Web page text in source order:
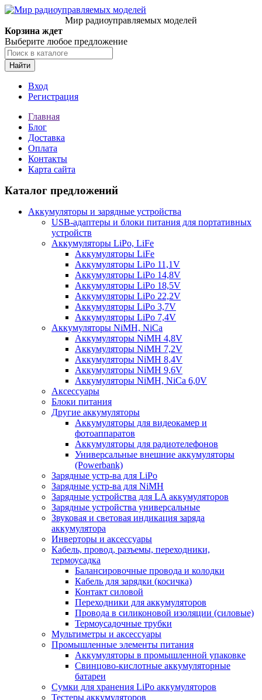
Мир радиоуправляемых моделей
Корзина ждет
Выберите любое предложение
Найти
Вход
Регистрация
Главная
Блог
Доставка
Оплата
Контакты
Карта сайта
Каталог предложений
Аккумуляторы и зарядные устройства
USB-адаптеры и блоки питания для портативных
устройств
Аккумуляторы LiPo, LiFe
Аккумуляторы LiFe
Аккумуляторы LiPo 11,1V
Аккумуляторы LiPo 14,8V
Аккумуляторы LiPo 18,5V
Аккумуляторы LiPo 22,2V
Аккумуляторы LiPo 3,7V
Аккумуляторы LiPo 7,4V
Аккумуляторы NiMH, NiCa
Аккумуляторы NiMH 4,8V
Аккумуляторы NiMH 7,2V
Аккумуляторы NiMH 8,4V
Аккумуляторы NiMH 9,6V
Аккумуляторы NiMH, NiCa 6,0V
Аксессуары
Блоки питания
Другие аккумуляторы
Аккумуляторы для видеокамер и
фотоаппаратов
Аккумуляторы для радиотелефонов
Универсальные внешние аккумуляторы
(Powerbank)
Зарядные устр-ва для LiPo
Зарядные устр-ва для NiMH
Зарядные устройства для LA аккумуляторов
Зарядные устройства универсальные
Звуковая и световая индикация заряда
аккумулятора
Инверторы и аксессуары
Кабель, провод, разъемы, переходники,
термоусадка
Балансировочные провода и колодки
Кабель для зарядки (косичка)
Контакт силовой
Переходники для аккумуляторов
Провода в силиконовой изоляции (силовые)
Термоусадочные трубки
Мультиметры и аксессуары
Промышленные элементы питания
Аккумуляторы в промышленной упаковке
Свинцово-кислотные аккумуляторные
батареи
Сумки для хранения LiPo аккумуляторов
Тестеры аккумуляторов